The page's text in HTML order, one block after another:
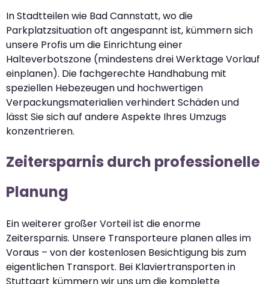
In Stadtteilen wie Bad Cannstatt, wo die
Parkplatzsituation oft angespannt ist, kümmern sich
unsere Profis um die Einrichtung einer
Halteverbotszone (mindestens drei Werktage Vorlauf
einplanen). Die fachgerechte Handhabung mit
speziellen Hebezeugen und hochwertigen
Verpackungsmaterialien verhindert Schäden und
lässt Sie sich auf andere Aspekte Ihres Umzugs
konzentrieren.
Zeitersparnis durch professionelle
Planung
Ein weiterer großer Vorteil ist die enorme
Zeitersparnis. Unsere Transporteure planen alles im
Voraus – von der kostenlosen Besichtigung bis zum
eigentlichen Transport. Bei Klaviertransporten in